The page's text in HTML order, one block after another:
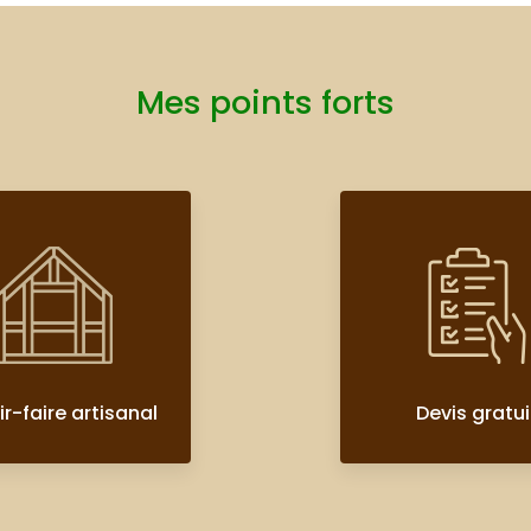
Mes points forts
faire artisanal Devis